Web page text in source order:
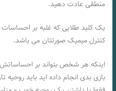
منطقی عادت دهید.
یک کلید طلایی که غلبه بر
کنترل میمیک صورتتان می باشد.
اینکه هر شخص بتواند بر
بازی بدی انجام داده اید باید روحیه